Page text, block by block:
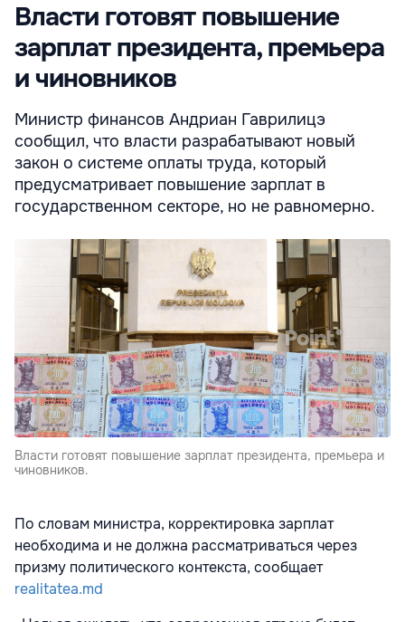
Власти готовят повышение
зарплат президента, премьера
и чиновников
Министр финансов Андриан Гаврилицэ
сообщил, что власти разрабатывают новый
закон о системе оплаты труда, который
предусматривает повышение зарплат в
государственном секторе, но не равномерно.
Власти готовят повышение зарплат президента, премьера и
чиновников.
По словам министра, корректировка зарплат
необходима и не должна рассматриваться через
призму политического контекста, сообщает
realitatea.md